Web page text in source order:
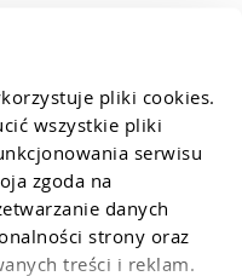
pliki cookies.
wszystkie pliki
serwisu
zgoda na
danych
strony oraz
treści i reklam.